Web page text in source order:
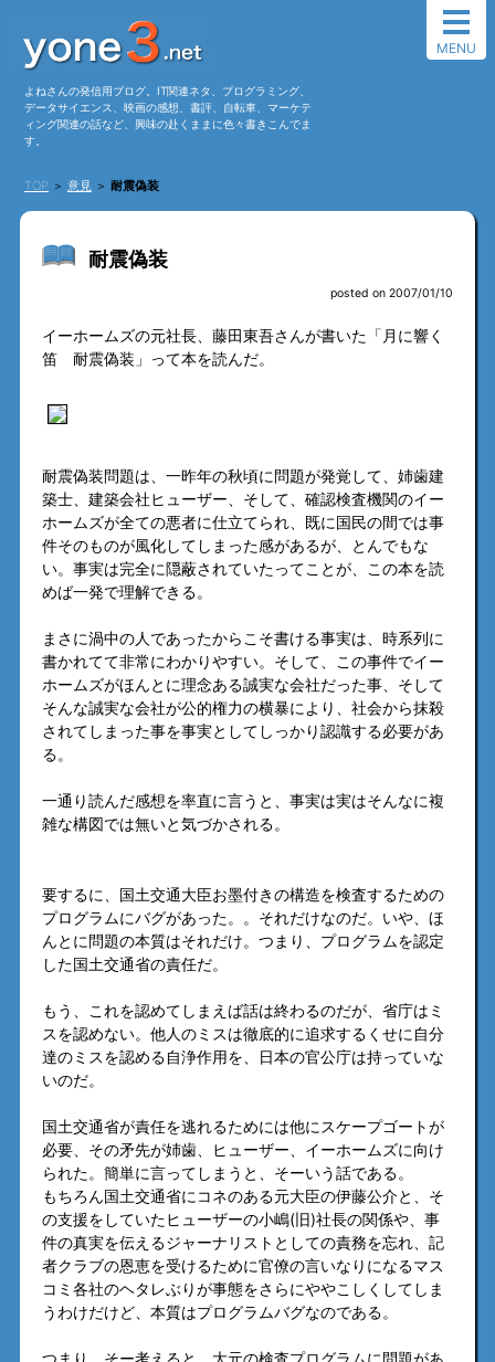
よねさんの発信用ブログ。IT関連ネタ、プログラミング、
データサイエンス、映画の感想、書評、自転車、マーケテ
ィング関連の話など、興味の赴くままに色々書きこんでま
す。
TOP ＞ 意見 ＞ 耐震偽装
MENU
耐震偽装
posted on 2007/01/10
イーホームズの元社長、藤田東吾さんが書いた「月に響く
笛 耐震偽装」って本を読んだ。
耐震偽装問題は、一昨年の秋頃に問題が発覚して、姉歯建
築士、建築会社ヒューザー、そして、確認検査機関のイー
ホームズが全ての悪者に仕立てられ、既に国民の間では事
件そのものが風化してしまった感があるが、とんでもな
い。事実は完全に隠蔽されていたってことが、この本を読
めば一発で理解できる。
まさに渦中の人であったからこそ書ける事実は、時系列に
書かれてて非常にわかりやすい。そして、この事件でイー
ホームズがほんとに理念ある誠実な会社だった事、そして
そんな誠実な会社が公的権力の横暴により、社会から抹殺
されてしまった事を事実としてしっかり認識する必要があ
る。
一通り読んだ感想を率直に言うと、事実は実はそんなに複
雑な構図では無いと気づかされる。
要するに、国土交通大臣お墨付きの構造を検査するための
プログラムにバグがあった。。それだけなのだ。いや、ほ
んとに問題の本質はそれだけ。つまり、プログラムを認定
した国土交通省の責任だ。
もう、これを認めてしまえば話は終わるのだが、省庁はミ
スを認めない。他人のミスは徹底的に追求するくせに自分
達のミスを認める自浄作用を、日本の官公庁は持っていな
いのだ。
国土交通省が責任を逃れるためには他にスケープゴートが
必要、その矛先が姉歯、ヒューザー、イーホームズに向け
られた。簡単に言ってしまうと、そーいう話である。
もちろん国土交通省にコネのある元大臣の伊藤公介と、そ
の支援をしていたヒューザーの小嶋(旧)社長の関係や、事
件の真実を伝えるジャーナリストとしての責務を忘れ、記
者クラブの恩恵を受けるために官僚の言いなりになるマス
コミ各社のヘタレぶりが事態をさらにややこしくしてしま
うわけだけど、本質はプログラムバグなのである。
つまり、そー考えると、大元の検査プログラムに問題があ